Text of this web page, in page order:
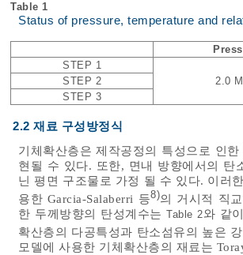
Table 1
Status of pressure, temperature and
STEP 1
2.0
STEP 2
STEP 3
2.2 재료 구성방정식
기체확산층은 제작공정의 특성으로 인
현될 수 있다. 또한, 면내 방향에서의 탄
닌 평면 구조물로 가정 될 수 있다. 이러
용한 Garcia-Salaberri 등8)의 거시적 직
한 두께방향의 탄성계수는Table 2와 같
확산층의 다공특성과 탄소섬유의 높은
모델에 사용한 기체확산층의 재료는